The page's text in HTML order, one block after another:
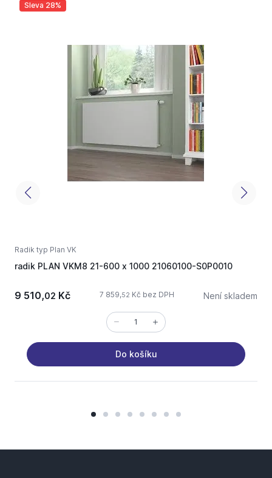
Sleva 28%
Radik typ Plan VK
radik PLAN VKM8 21-600 x 1000 21060100-S0P0010
9 510,02 Kč 7 859,52 Kč bez DPH Není skladem
Do košíku